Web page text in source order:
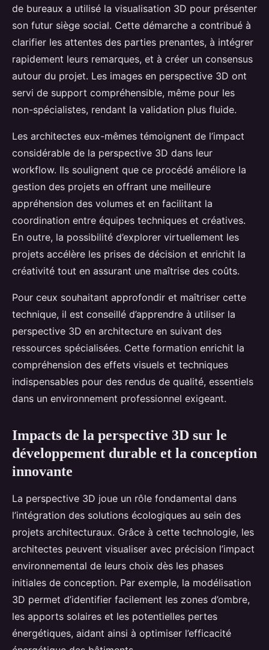
de bureaux a utilisé la visualisation 3D pour présenter
son futur siège social. Cette démarche a contribué à
clarifier les attentes des parties prenantes, à intégrer
rapidement leurs remarques, et à créer un consensus
autour du projet. Les images en perspective 3D ont
servi de support compréhensible, même pour les
non-spécialistes, rendant la validation plus fluide.
Les architectes eux-mêmes témoignent de l’impact
considérable de la perspective 3D dans leur
workflow. Ils soulignent que ce procédé améliore la
gestion des projets en offrant une meilleure
appréhension des volumes et en facilitant la
coordination entre équipes techniques et créatives.
En outre, la possibilité d’explorer virtuellement les
projets accélère les prises de décision et enrichit la
créativité tout en assurant une maîtrise des coûts.
Pour ceux souhaitant approfondir et maîtriser cette
technique, il est conseillé d’apprendre à utiliser la
perspective 3D en architecture en suivant des
ressources spécialisées. Cette formation enrichit la
compréhension des effets visuels et techniques
indispensables pour des rendus de qualité, essentiels
dans un environnement professionnel exigeant.
Impacts de la perspective 3D sur le
développement durable et la conception
innovante
La perspective 3D joue un rôle fondamental dans
l’intégration des solutions écologiques au sein des
projets architecturaux. Grâce à cette technologie, les
architectes peuvent visualiser avec précision l’impact
environnemental de leurs choix dès les phases
initiales de conception. Par exemple, la modélisation
3D permet d’identifier facilement les zones d’ombre,
les apports solaires et les potentielles pertes
énergétiques, aidant ainsi à optimiser l’efficacité